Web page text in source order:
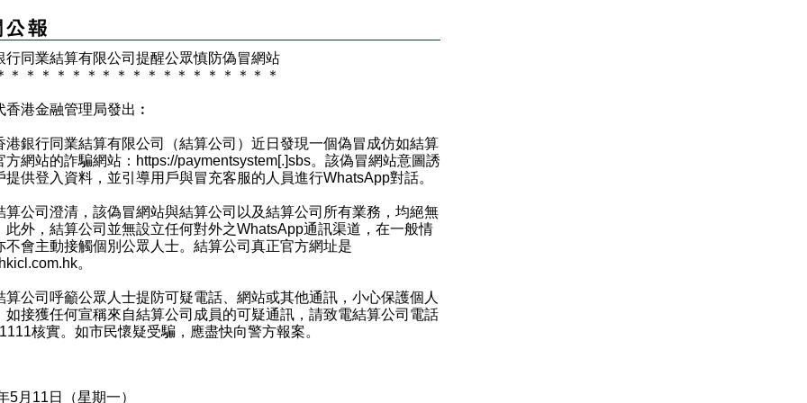
行同業結算有限公司提醒公眾慎防偽冒網站
＊ ＊ ＊ ＊ ＊ ＊ ＊ ＊ ＊ ＊ ＊ ＊ ＊ ＊ ＊ ＊ ＊ ＊
香港金融管理局發出︰
行同業結算有限公司（結算公司）近日發現一個偽冒成仿如結算
方網站的詐騙網站：https://paymentsystem[.]sbs。該偽冒網站意圖誘
提供登入資料，並引導用戶與冒充客服的人員進行WhatsApp對話。
司澄清，該偽冒網站與結算公司以及結算公司所有業務，均絕無
此外，結算公司並無設立任何對外之WhatsApp通訊渠道，在一般情
不會主動接觸個別公眾人士。結算公司真正官方網址是
。
司呼籲公眾⼈⼠提防可疑電話、網站或其他通訊，⼩⼼保護個⼈
如接獲任何宣稱來⾃結算公司成員的可疑通訊，請致電結算公司電話
核實。如市民懷疑受騙，應盡快向警⽅報案。
5月11日（星期一）